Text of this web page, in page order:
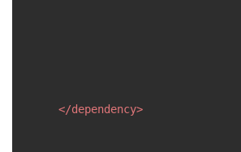
</dependency>